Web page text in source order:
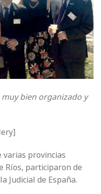
bien organizado y
varias provincias
Ríos, participaron de
Judicial de España.